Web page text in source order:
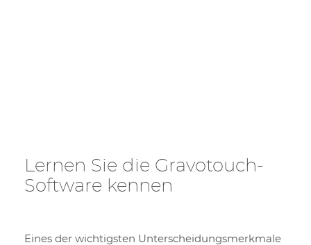
Lernen Sie die Gravotouch-
Software kennen
Eines der wichtigsten Unterscheidungsmerkmale